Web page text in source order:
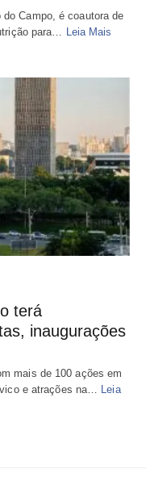
Campo, é coautora de
para… Leia Mais
terá
inaugurações
mais de 100 ações em
e atrações na…
Leia